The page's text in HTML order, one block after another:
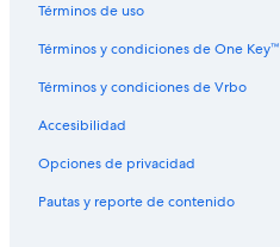
Términos de uso
Términos y condiciones de One Key™
Términos y condiciones de Vrbo
Accesibilidad
Opciones de privacidad
Pautas y reporte de contenido